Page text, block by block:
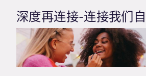
深度再连接-连接我们